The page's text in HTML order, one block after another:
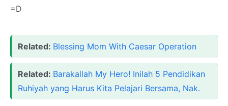
=D
Related: Blessing Mom With Caesar Operation
Related: Barakallah My Hero! Inilah 5 Pendidikan
Ruhiyah yang Harus Kita Pelajari Bersama, Nak.